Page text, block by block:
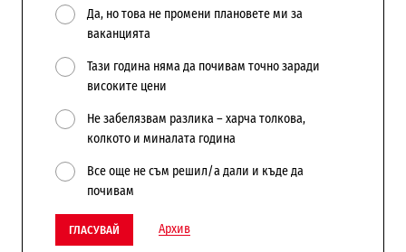
Да, но това не промени плановете ми за
ваканцията
Тази година няма да почивам точно заради
високите цени
Не забелязвам разлика – харча толкова,
колкото и миналата година
Все още не съм решил/а дали и къде да
почивам
ГЛАСУВАЙ Архив